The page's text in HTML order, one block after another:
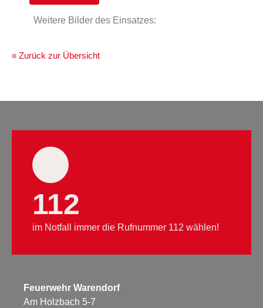
Weitere Bilder des Einsatzes:
« Zurück zur Übersicht
112
im Notfall immer die Rufnummer 112 wählen!
Feuerwehr Warendorf
Am Holzbach 5-7